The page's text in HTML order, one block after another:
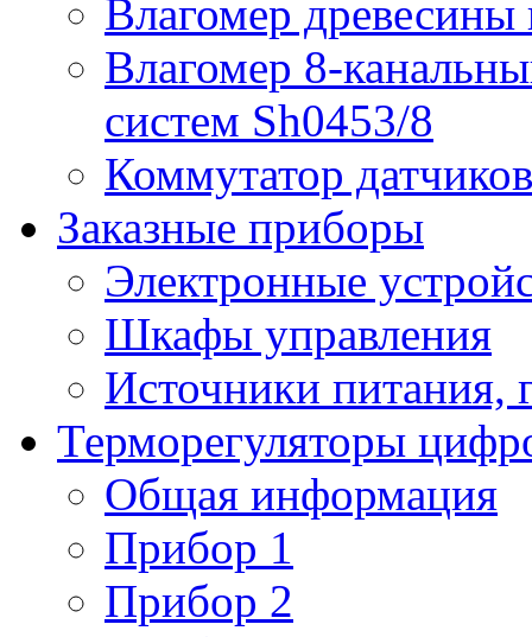
Влагомер
Влагомер 8-
систем Sh0453/8
Коммутатор
Заказные приборы
Электронные
Шкафы управления
Источники питания,
Терморегуляторы
Общая информация
Прибор 1
Прибор 2